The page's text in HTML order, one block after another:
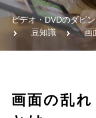
ビデオ・DVDのダビ
豆知識
画
画面の乱れ